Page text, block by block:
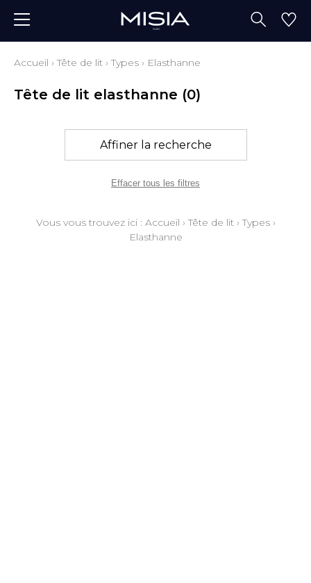
Accueil ›Tête de lit ›Types › Elasthanne
Tête de lit elasthanne (0)
Affiner la recherche
Effacer tous les filtres
Vous vous trouvez ici : Accueil ›Tête de lit›Types›
Elasthanne